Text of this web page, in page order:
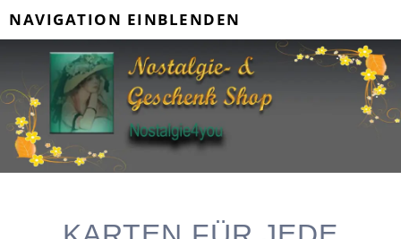
NAVIGATION EINBLENDEN